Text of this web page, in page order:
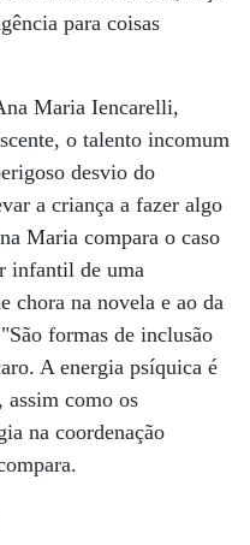
para coisas
Maria Iencarelli,
o talento incomum
desvio do
a criança a fazer algo
Maria compara o caso
infantil de uma
chora na novela e ao da
formas de inclusão
A energia psíquica é
assim como os
na coordenação